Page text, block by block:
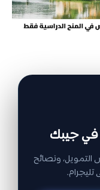
في جيبك
التمويل، ونصائح
تليجرام.